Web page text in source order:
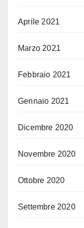
Aprile 2021
Marzo 2021
Febbraio 2021
Gennaio 2021
Dicembre 2020
Novembre 2020
Ottobre 2020
Settembre 2020